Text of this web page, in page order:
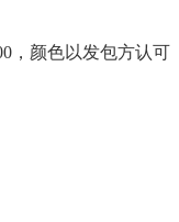
，颜色以发包方认可